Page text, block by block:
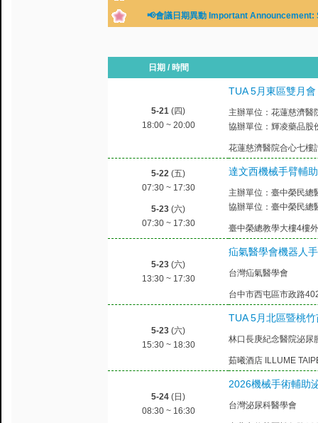
📢會議日期異動 Important Announcement:
日期 / 時間
5-21 (四)
18:00 ~ 20:00
TUA 5月東區雙月會
主辦單位：花蓮慈濟醫
協辦單位：輝凌藥品股
花蓮慈濟醫院合心七樓
5-22 (五)
07:30 ~ 17:30
5-23 (六)
07:30 ~ 17:30
達文西機械手臂輔
主辦單位：臺中榮民總
協辦單位：臺中榮民總
臺中榮總教學大樓4樓
5-23 (六)
13:30 ~ 17:30
疝氣醫學會機器人
台灣疝氣醫學會
台中市西屯區市政路
5-23 (六)
15:30 ~ 18:30
TUA 5月北區暨桃
林口長庚紀念醫院泌尿
茹曦酒店 ILLUME
5-24 (日)
08:30 ~ 16:30
2026機械手術輔助
台灣泌尿科醫學會